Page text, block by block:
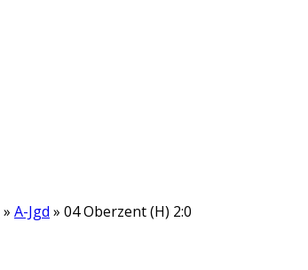
» A-Jgd » 04 Oberzent (H) 2:0